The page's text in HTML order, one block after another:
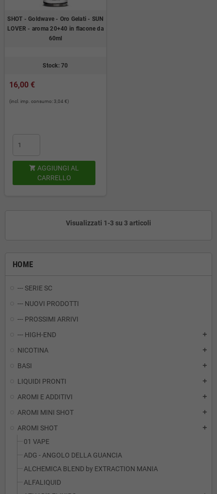
HOME
--- SERIE SC
--- NUOVI PRODOTTI
--- PROSSIMI ARRIVI
--- HIGH-END
add
NICOTINA add
BASI add
LIQUIDI PRONTI add
AROMI E ADDITIVI add
AROMI MINI SHOT add
AROMI SHOT add
01 VAPE
ADG - ANGOLO DELLA GUANCIA
ALCHEMICA BLEND by EXTRACTION MANIA
ALFALIQUID
SHOT - Goldwave - Oro Gelati - SUN
LOVER - aroma 20+40 in flacone da
60ml
Stock: 70
16,00 €
(incl. imp. consumo: 3,04 €)
 AGGIUNGI AL
CARRELLO
Visualizzati 1-3 su 3 articoli